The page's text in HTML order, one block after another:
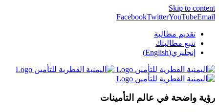
Skip to content
FacebookTwitterYouTubeEmail
تقديم مطالبة
تتبع مطالبتك
إنجليزي(English)
رؤية واضحة في عالم التأمينات